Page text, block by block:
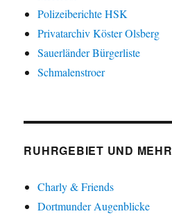
Polizeiberichte HSK
Privatarchiv Köster Olsberg
Sauerländer Bürgerliste
Schmalenstroer
RUHRGEBIET UND MEHR
Charly & Friends
Dortmunder Augenblicke